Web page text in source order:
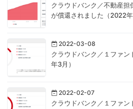
クラウドバンク／不動産
が償還されました（2022年
2022-03-08
クラウドバンク／１ファ
年3月）
2022-02-07
クラウドバンク／１ファ